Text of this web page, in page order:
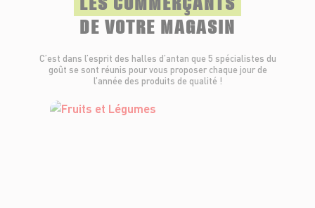
DE VOTRE MAGASIN
C’est dans l’esprit des halles d’antan que 5 spécialistes du
goût se sont réunis pour vous proposer chaque jour de
l’année des produits de qualité !